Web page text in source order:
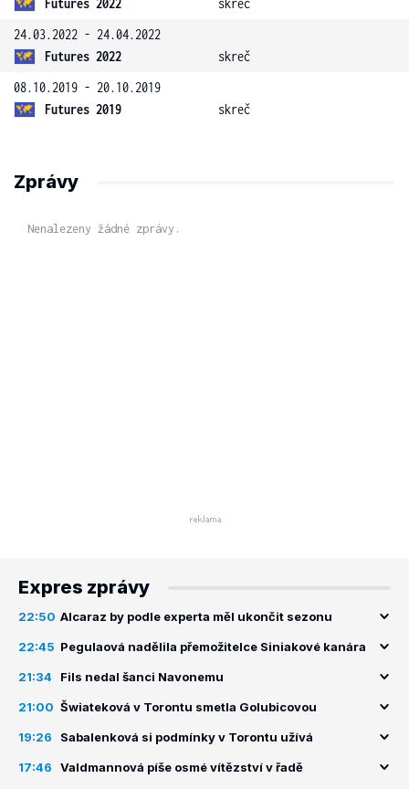
Futures 2022
skreč
24.03.2022 - 24.04.2022
Futures 2022
skreč
08.10.2019 - 20.10.2019
Futures 2019
skreč
Zprávy
Nenalezeny žádné zprávy.
Expres zprávy
22:50 Alcaraz by podle experta měl ukončit sezonu
22:45 Pegulaová nadělila přemožitelce Siniakové kanára
21:34 Fils nedal šanci Navonemu
21:00 Šwiateková v Torontu smetla Golubicovou
19:26 Sabalenková si podmínky v Torontu užívá
17:46 Valdmannová píše osmé vítězství v řadě